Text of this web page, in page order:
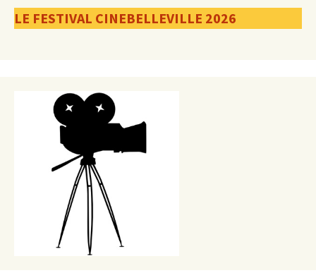
LE FESTIVAL CINEBELLEVILLE 2026